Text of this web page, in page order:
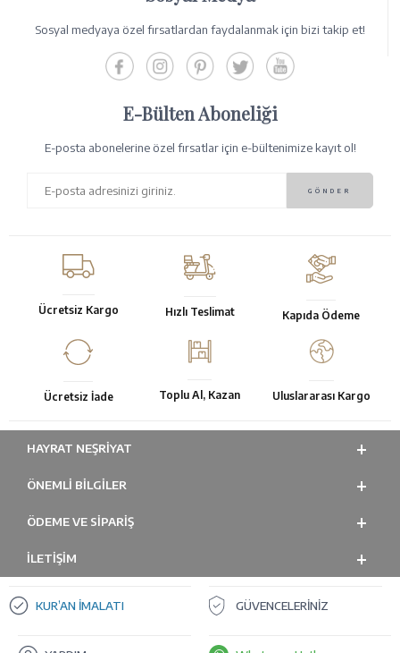
Sosyal medyaya özel fırsatlardan faydalanmak için bizi takip et!
E-Bülten Aboneliği
E-posta abonelerine özel fırsatlar için e-bültenimize kayıt ol!
Ücretsiz Kargo Hızlı Teslimat Kapıda Ödeme
Ücretsiz İade Toplu Al, Kazan Uluslararası Kargo
HAYRAT NEŞRIYAT
ÖNEMLI BILGILER
ÖDEME VE SİPARİŞ
İLETİŞİM
KUR’AN İMALATI GÜVENCELERİNİZ